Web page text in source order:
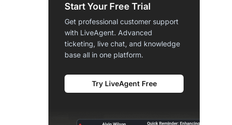
Start Your Free Trial
Get professional customer support
with LiveAgent. Advanced
ticketing, live chat, and knowledge
base all in one platform.
Try LiveAgent Free